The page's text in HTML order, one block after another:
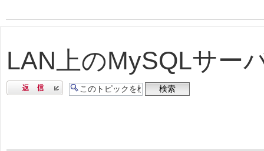
LAN上のMySQLサー
返信する